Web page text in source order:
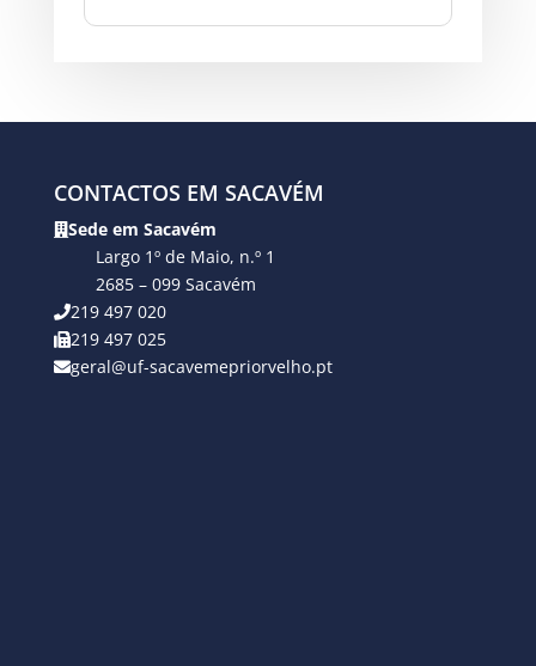
CONTACTOS EM SACAVÉM
Sede em Sacavém
Largo 1º de Maio, n.º 1
2685 – 099 Sacavém
219 497 020
219 497 025
geral@uf-sacavemepriorvelho.pt